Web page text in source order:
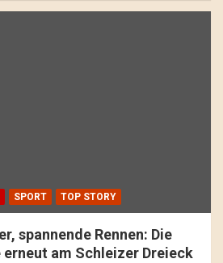
SPORT TOP STORY
spannende Rennen: Die
am Schleizer Dreieck